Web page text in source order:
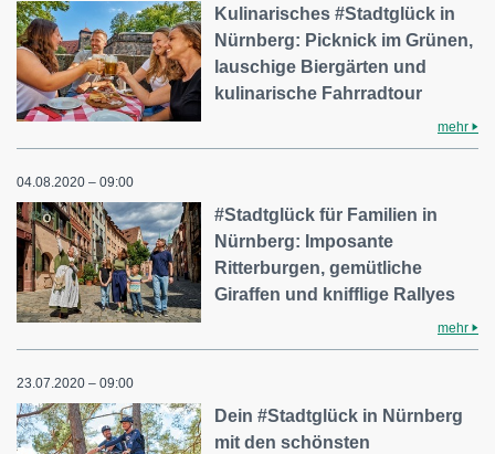
Kulinarisches #Stadtglück in
Nürnberg: Picknick im Grünen,
lauschige Biergärten und
kulinarische Fahrradtour
mehr
04.08.2020 – 09:00
#Stadtglück für Familien in
Nürnberg: Imposante
Ritterburgen, gemütliche
Giraffen und knifflige Rallyes
mehr
23.07.2020 – 09:00
Dein #Stadtglück in Nürnberg
mit den schönsten